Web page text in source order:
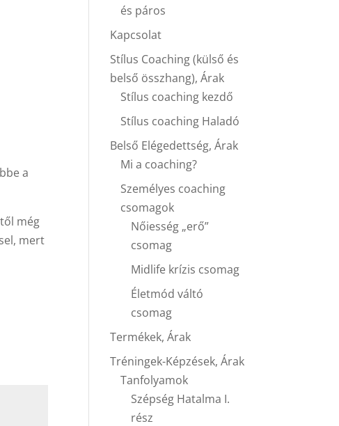
a
még
mert
és páros
Kapcsolat
Stílus Coaching (külső és
belső összhang), Árak
Stílus coaching kezdő
Stílus coaching Haladó
Belső Elégedettség, Árak
Mi a coaching?
Személyes coaching
csomagok
Nőiesség „erő”
csomag
Midlife krízis csomag
Életmód váltó
csomag
Termékek, Árak
Tréningek-Képzések, Árak
Tanfolyamok
Szépség Hatalma I.
rész